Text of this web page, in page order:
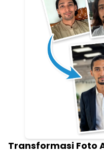
Transformasi Foto